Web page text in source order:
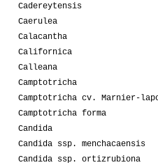
Cadereytensis
Caerulea
Calacantha
Californica
Calleana
Camptotricha
Camptotricha cv. Marnier-
Camptotricha forma
Candida
Candida ssp. menchacaensis
Candida ssp. ortizrubiona